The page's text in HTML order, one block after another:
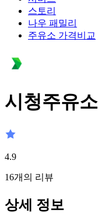
스토리
나우 패밀리
주유소 가격비교
시청주유소
4.9
16개의 리뷰
상세 정보